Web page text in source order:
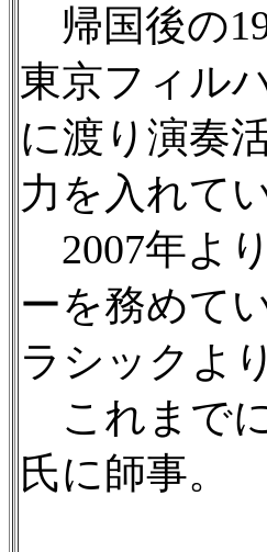
帰国後の
東京フィル
に渡り演奏
力を入れて
2007年よ
ーを務めて
ラシックよ
これまで
氏に師事。